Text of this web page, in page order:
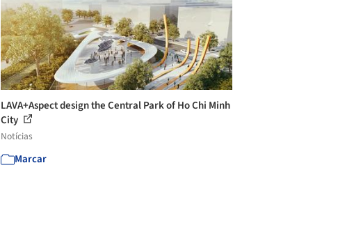
LAVA+Aspect design the Central Park of Ho Chi Minh
City
Notícias
Marcar